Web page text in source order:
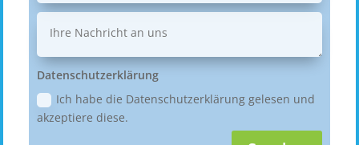
Datenschutzerklärung
Ich habe die Datenschutzerklärung gelesen und
akzeptiere diese.